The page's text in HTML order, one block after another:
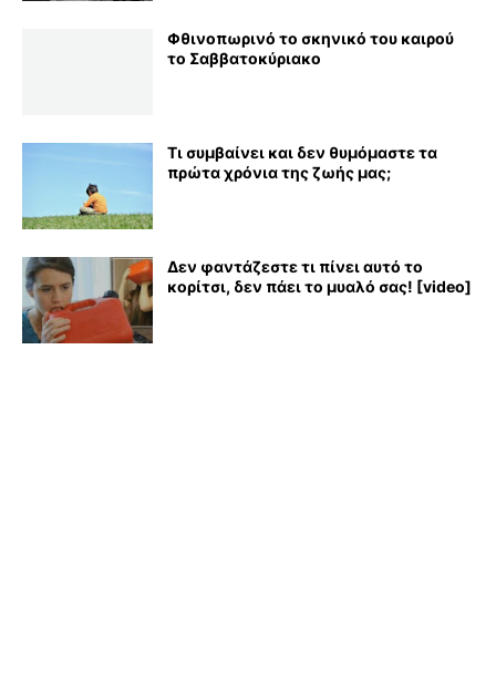
Φθινοπωρινό το σκηνικό του καιρού
το Σαββατοκύριακο
Τι συμβαίνει και δεν θυμόμαστε τα
πρώτα χρόνια της ζωής μας;
Δεν φαντάζεστε τι πίνει αυτό το
κορίτσι, δεν πάει το μυαλό σας! [video]